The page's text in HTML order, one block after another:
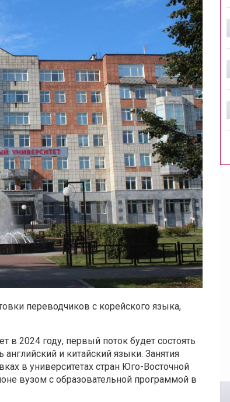
переводчиков с корейского языка,
в 2024 году, первый поток будет состоять
и китайский языки. Занятия
в университетах стран Юго-Восточной
вузом с образовательной программой в